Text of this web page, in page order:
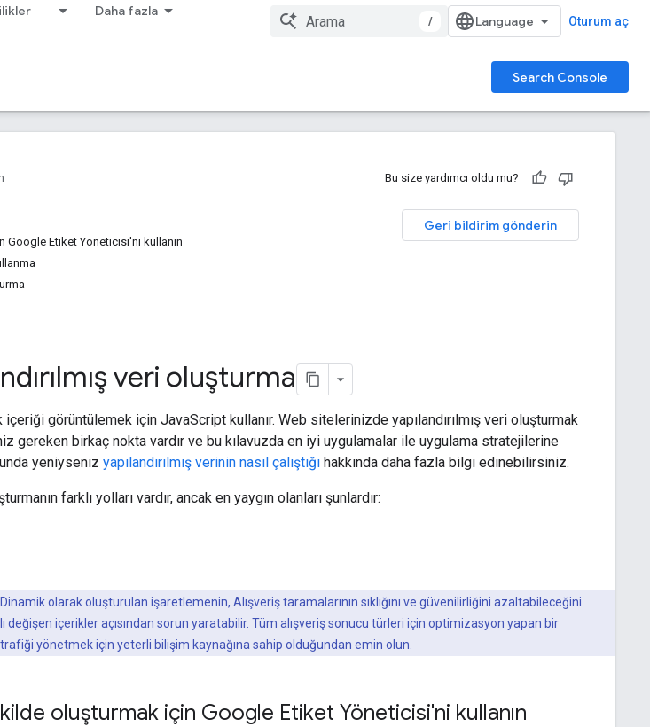
Daha fazla
/ Oturum aç
Search Console
Bu size yardımcı oldu mu?
Geri bildirim gönderin
Google Etiket Yöneticisi'ni kullanın
veri oluşturma
görüntülemek için JavaScript kullanır. Web sitelerinizde yapılandırılmış veri oluşturmak
gereken birkaç nokta vardır ve bu kılavuzda en iyi uygulamalar ile uygulama stratejilerine
yeniyseniz yapılandırılmış verinin nasıl çalıştığı hakkında daha fazla bilgi edinebilirsiniz.
farklı yolları vardır, ancak en yaygın olanları şunlardır:
Dinamik olarak oluşturulan işaretlemenin, Alışveriş taramalarının sıklığını ve güvenilirliğini azaltabileceğini
değişen içerikler açısından sorun yaratabilir. Tüm alışveriş sonucu türleri için optimizasyon yapan bir
trafiği yönetmek için yeterli bilişim kaynağına sahip olduğundan emin olun.
oluşturmak için Google Etiket Yöneticisi'ni kullanın